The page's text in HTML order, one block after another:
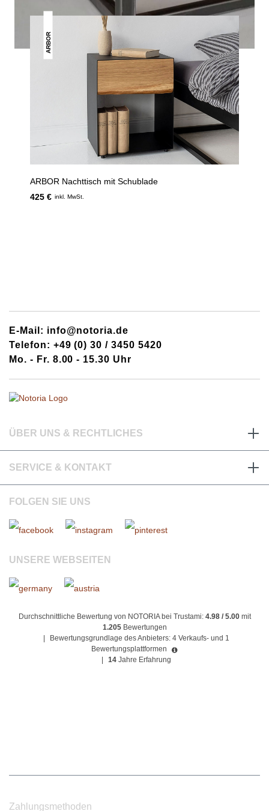
ARBOR
ARBOR Nachttisch mit Schublade
425 € inkl. MwSt.
E-Mail: info@notoria.de
Telefon: +49 (0) 30 / 3450 5420
Mo. - Fr. 8.00 - 15.30 Uhr
ÜBER UNS & RECHTLICHES
SERVICE & KONTAKT
FOLGEN SIE UNS
UNSERE WEBSEITEN
Durchschnittliche Bewertung von NOTORIA bei Trustami: 4.98 / 5.00mit
1.205 Bewertungen
Bewertungsgrundlage des Anbieters: 4 Verkaufs- und 1
Bewertungsplattformen
14 Jahre Erfahrung
Zahlungsmethoden